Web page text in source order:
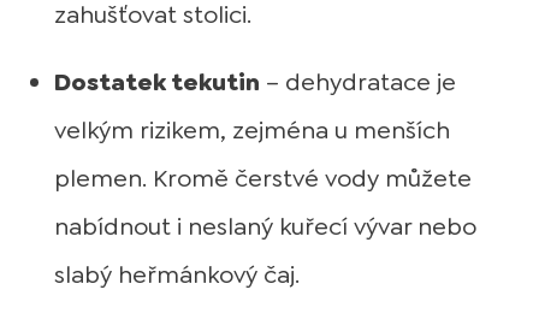
zahušťovat stolici.
Dostatek tekutin – dehydratace je
velkým rizikem, zejména u menších
plemen. Kromě čerstvé vody můžete
nabídnout i neslaný kuřecí vývar nebo
slabý heřmánkový čaj.